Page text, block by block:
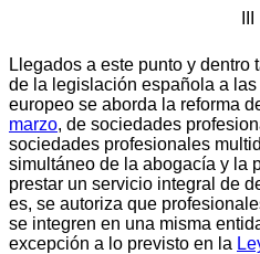
Llegados a este punto y dentro
de la legislación española a
europeo se aborda la reforma
marzo, de sociedades
sociedades profesionales
simultáneo de la abogacía y la
prestar un servicio integral de
es, se autoriza que
se integren en una misma
excepción a lo previsto en la